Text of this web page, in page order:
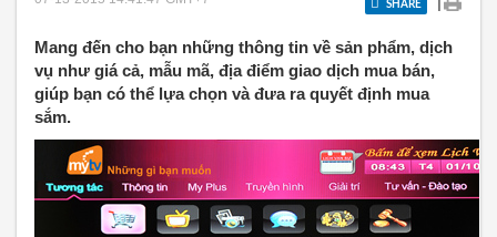
SHARE
Mang đến cho bạn những thông tin về sản phẩm, dịch
vụ như giá cả, mẫu mã, địa điểm giao dịch mua bán,
giúp bạn có thể lựa chọn và đưa ra quyết định mua
sắm.